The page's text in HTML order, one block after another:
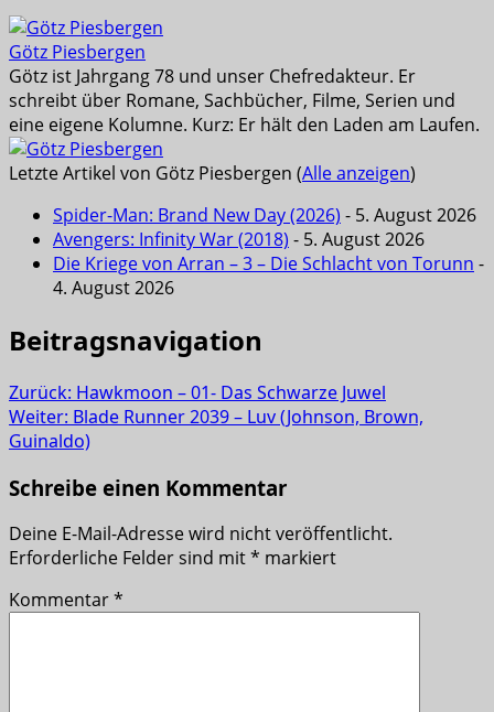
Götz Piesbergen
Götz ist Jahrgang 78 und unser Chefredakteur. Er
schreibt über Romane, Sachbücher, Filme, Serien und
eine eigene Kolumne. Kurz: Er hält den Laden am Laufen.
Letzte Artikel von Götz Piesbergen (Alle anzeigen)
Spider-Man: Brand New Day (2026) - 5. August 2026
Avengers: Infinity War (2018) - 5. August 2026
Die Kriege von Arran – 3 – Die Schlacht von Torunn -
4. August 2026
Beitragsnavigation
Zurück: Hawkmoon – 01- Das Schwarze Juwel
Weiter: Blade Runner 2039 – Luv (Johnson, Brown,
Guinaldo)
Schreibe einen Kommentar
Deine E-Mail-Adresse wird nicht veröffentlicht.
Erforderliche Felder sind mit* markiert
Kommentar*